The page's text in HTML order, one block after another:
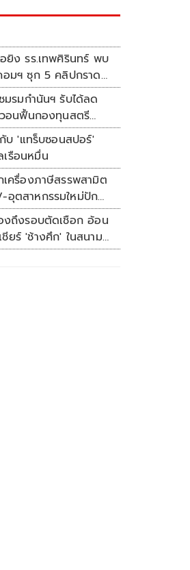
ยิง รร.เทพศิรินทร์ พบ
อมฯ ซุก 5 คลิปกราด
มรมกำนันฯ รับได้ลด
อนฟื้นกองทุนสตรี
บ 'แทร็บซอนสปอร์'
รือนหมื่น
เครื่องภาษีสรรพสามิต
อุตสาหกรรมใหม่ปัก
ถึงรอบตัดเชือก อ้อน
ยร์ 'ช้างศึก' ในสนาม